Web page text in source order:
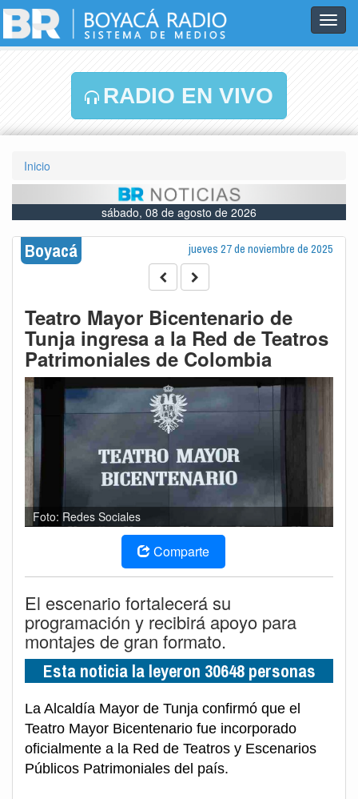
RADIO EN VIVO
Inicio
sábado, 08 de agosto de 2026
Boyacá jueves 27 de noviembre de 2025
Teatro Mayor Bicentenario de
Tunja ingresa a la Red de Teatros
Patrimoniales de Colombia
Foto: Redes Sociales
Comparte
El escenario fortalecerá su
programación y recibirá apoyo para
montajes de gran formato.
Esta noticia la leyeron 30648 personas
La Alcaldía Mayor de Tunja confirmó que el
Teatro Mayor Bicentenario fue incorporado
oficialmente a la Red de Teatros y Escenarios
Públicos Patrimoniales del país.